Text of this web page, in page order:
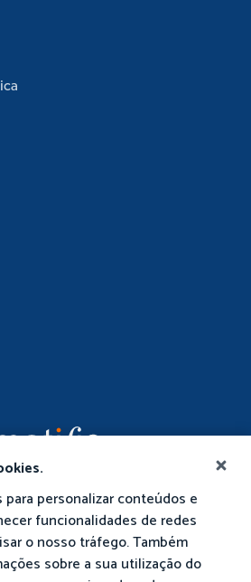
personalizar conteúdos e
funcionalidades de redes
o nosso tráfego. Também
sobre a sua utilização do